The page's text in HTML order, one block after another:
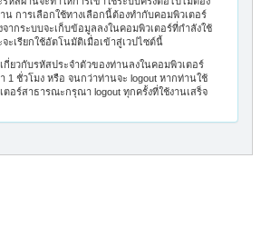
การเลือกใช้ทางเลือกนี้ต้องทำกับคอมพิวเตอร์
ากระบบจะเก็บข้อมูลลงในคอมพิวเตอร์ที่กำลังใช้
จะเรียกใช้อัตโนมัติเมื่อเข้าสู่เวปไซต์นี้
ยวกับรหัสประจำตัวของท่านลงในคอมพิวเตอร์
า 1 ชั่วโมง หรือ จนกว่าท่านจะ logout หากท่านใช้
ตอร์สาธารณะกรุณา logout ทุกครั้งที่ใช้งานเสร็จ